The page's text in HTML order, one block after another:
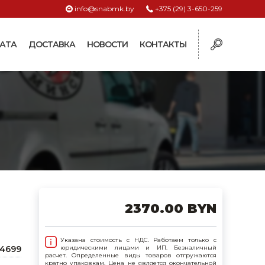
+375 (29) 3-650-259
info@snabmk.by
ДОСТАВКА НОВОСТИ КОНТАКТЫ
для систем
и
для птиц
2370.00 BYN
Указана стоимость с НДС. Работаем только с
юридическими лицами и ИП. Безналичный
расчет. Определенные виды товаров отгружаются
кратно упаковкам. Цена не является окончательной